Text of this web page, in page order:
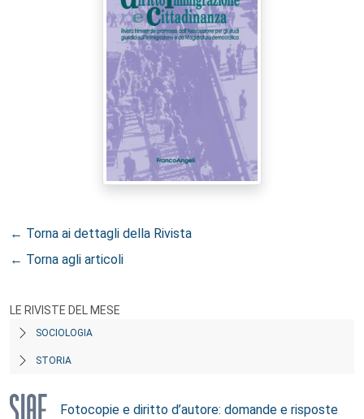
← Torna ai dettagli della Rivista
← Torna agli articoli
LE RIVISTE DEL MESE
SOCIOLOGIA
STORIA
Fotocopie e diritto d’autore: domande e risposte